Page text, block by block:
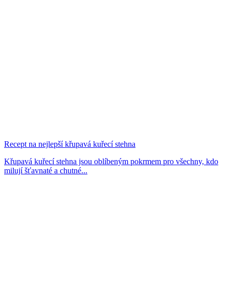
Recept na nejlepší křupavá kuřecí stehna
Křupavá kuřecí stehna jsou oblíbeným pokrmem pro všechny, kdo
milují šťavnaté a chutné...